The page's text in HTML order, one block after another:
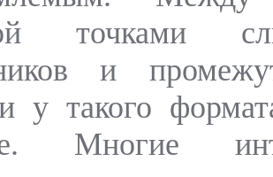
точками
и
у такого
Многие